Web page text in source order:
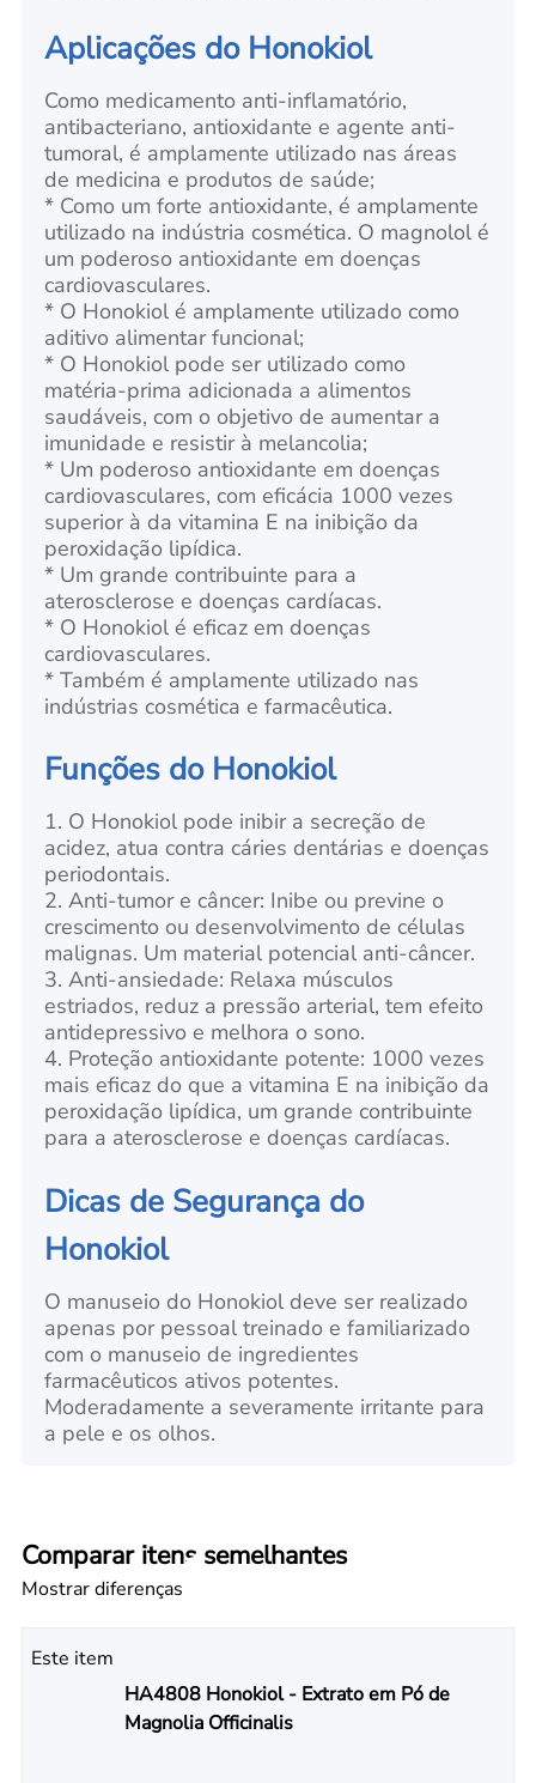
Aplicações do Honokiol
Como medicamento anti-inflamatório,
antibacteriano, antioxidante e agente anti-
tumoral, é amplamente utilizado nas áreas
de medicina e produtos de saúde;
* Como um forte antioxidante, é amplamente
utilizado na indústria cosmética. O magnolol é
um poderoso antioxidante em doenças
cardiovasculares.
* O Honokiol é amplamente utilizado como
aditivo alimentar funcional;
* O Honokiol pode ser utilizado como
matéria-prima adicionada a alimentos
saudáveis, com o objetivo de aumentar a
imunidade e resistir à melancolia;
* Um poderoso antioxidante em doenças
cardiovasculares, com eficácia 1000 vezes
superior à da vitamina E na inibição da
peroxidação lipídica.
* Um grande contribuinte para a
aterosclerose e doenças cardíacas.
* O Honokiol é eficaz em doenças
cardiovasculares.
* Também é amplamente utilizado nas
indústrias cosmética e farmacêutica.
Funções do Honokiol
1. O Honokiol pode inibir a secreção de
acidez, atua contra cáries dentárias e doenças
periodontais.
2. Anti-tumor e câncer: Inibe ou previne o
crescimento ou desenvolvimento de células
malignas. Um material potencial anti-câncer.
3. Anti-ansiedade: Relaxa músculos
estriados, reduz a pressão arterial, tem efeito
antidepressivo e melhora o sono.
4. Proteção antioxidante potente: 1000 vezes
mais eficaz do que a vitamina E na inibição da
peroxidação lipídica, um grande contribuinte
para a aterosclerose e doenças cardíacas.
Dicas de Segurança do
Honokiol
O manuseio do Honokiol deve ser realizado
apenas por pessoal treinado e familiarizado
com o manuseio de ingredientes
farmacêuticos ativos potentes.
Moderadamente a severamente irritante para
a pele e os olhos.
Comparar itens semelhantes
Mostrar diferenças
Este item
HA4808 Honokiol - Extrato em Pó de
Magnolia Officinalis